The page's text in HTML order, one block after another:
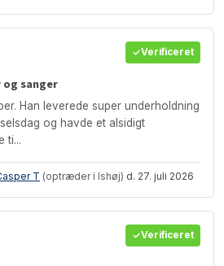
Verificeret
sanger
Han leverede super underholdning
og havde et alsidigt
ti...
T (optræder i Ishøj) d. 27. juli 2026
Verificeret